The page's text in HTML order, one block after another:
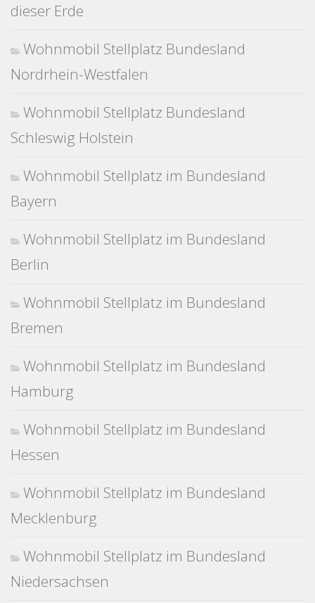
dieser Erde
Wohnmobil Stellplatz Bundesland
Nordrhein-Westfalen
Wohnmobil Stellplatz Bundesland
Schleswig Holstein
Wohnmobil Stellplatz im Bundesland
Bayern
Wohnmobil Stellplatz im Bundesland
Berlin
Wohnmobil Stellplatz im Bundesland
Bremen
Wohnmobil Stellplatz im Bundesland
Hamburg
Wohnmobil Stellplatz im Bundesland
Hessen
Wohnmobil Stellplatz im Bundesland
Mecklenburg
Wohnmobil Stellplatz im Bundesland
Niedersachsen